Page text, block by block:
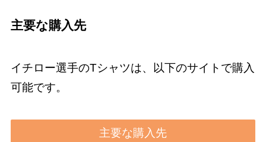
主要な購入先
イチロー選手のTシャツは、以下のサイトで購入
可能です。
主要な購入先